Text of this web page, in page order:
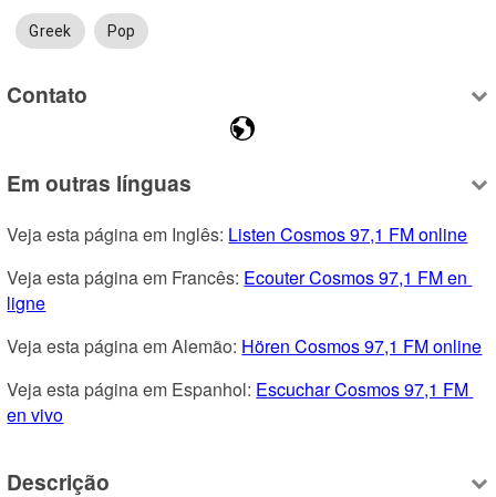
Greek Pop
Contato
Em outras línguas
Veja esta página em Inglês: Listen Cosmos 97,1 FM online
Veja esta página em Francês: Ecouter Cosmos 97,1 FM en
ligne
Veja esta página em Alemão: Hören Cosmos 97,1 FM online
Veja esta página em Espanhol: Escuchar Cosmos 97,1 FM
en vivo
Descrição